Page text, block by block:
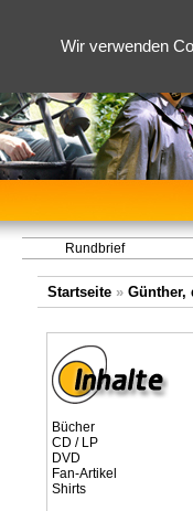
Wir verwenden
Rundbrief
Startseite » Günther,
Bücher
CD / LP
DVD
Fan-Artikel
Shirts